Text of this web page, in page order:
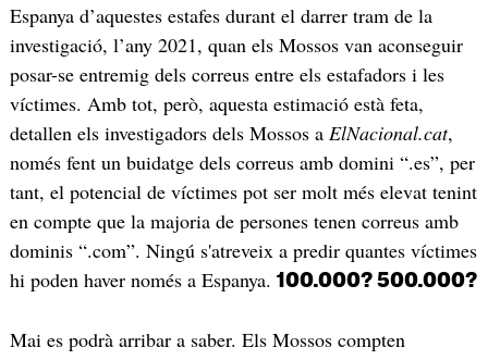
Espanya d’aquestes estafes durant el darrer tram de la
investigació, l’any 2021, quan els Mossos van aconseguir
posar-se entremig dels correus entre els estafadors i les
víctimes. Amb tot, però, aquesta estimació està feta,
detallen els investigadors dels Mossos a ElNacional.cat,
només fent un buidatge dels correus amb domini “.es”, per
tant, el potencial de víctimes pot ser molt més elevat tenint
en compte que la majoria de persones tenen correus amb
dominis “.com”. Ningú s'atreveix a predir quantes víctimes
hi poden haver només a Espanya. 100.000? 500.000?
Mai es podrà arribar a saber. Els Mossos compten